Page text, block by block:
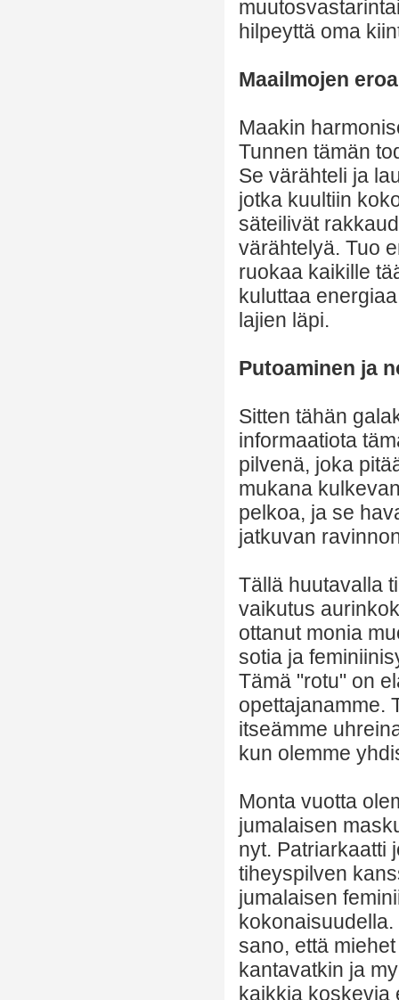
hilpeyttä oma
Maailmojen
Maakin
Tunnen tämän
Se värähteli ja
jotka kuultiin
säteilivät
värähtelyä. Tuo
ruokaa kaikille
kuluttaa
lajien läpi.
Putoaminen ja
Sitten tähän
informaatiota
pilvenä, joka
mukana
pelkoa, ja se
jatkuvan
Tällä huutavalla
vaikutus
ottanut monia
sotia ja
Tämä "rotu" on
opettajanamme.
itseämme
kun olemme
Monta vuotta
jumalaisen
nyt. Patriarkaatti
tiheyspilven
jumalaisen
sano, että
kantavatkin ja
kaikkia koskevia